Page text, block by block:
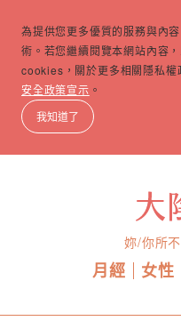
為提供您更多優質的服務與內
術。若您繼續閱覽本網站內容
cookies，關於更多相關隱私權
安全政策宣示 。
我知道了
妳/你所
月經 女性